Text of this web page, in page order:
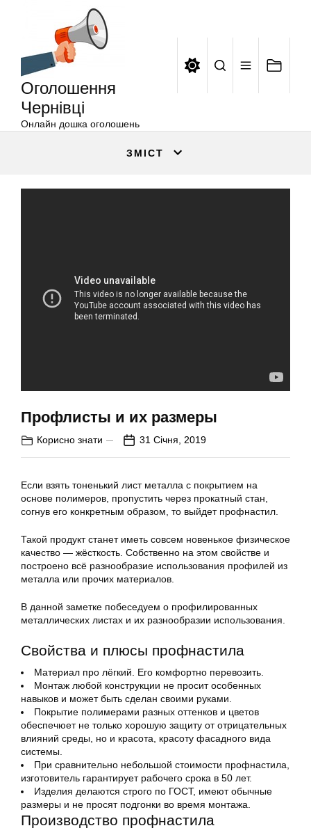
Оголошення
Чернівці
Онлайн дошка оголошень
ЗМІСТ
Профлисты и их размеры
Корисно знати 31 Січня, 2019
Если взять тоненький лист металла с покрытием на
основе полимеров, пропустить через прокатный стан,
согнув его конкретным образом, то выйдет профнастил.
Такой продукт станет иметь совсем новенькое физическое
качество — жёсткость. Собственно на этом свойстве и
построено всё разнообразие использования профилей из
металла или прочих материалов.
В данной заметке побеседуем о профилированных
металлических листах и их разнообразии использования.
Свойства и плюсы профнастила
Материал про лёгкий. Его комфортно перевозить.
Монтаж любой конструкции не просит особенных
навыков и может быть сделан своими руками.
Покрытие полимерами разных оттенков и цветов
обеспечюет не только хорошую защиту от отрицательных
влияний среды, но и красота, красоту фасадного вида
системы.
При сравнительно небольшой стоимости профнастила,
изготовитель гарантирует рабочего срока в 50 лет.
Изделия делаются строго по ГОСТ, имеют обычные
размеры и не просят подгонки во время монтажа.
Производство профнастила